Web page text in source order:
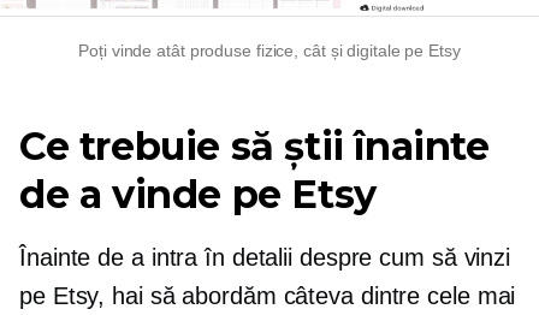
Poți vinde atât produse fizice, cât și digitale pe Etsy
Ce trebuie să știi înainte
de a vinde pe Etsy
Înainte de a intra în detalii despre cum să vinzi
pe Etsy, hai să abordăm câteva dintre cele mai